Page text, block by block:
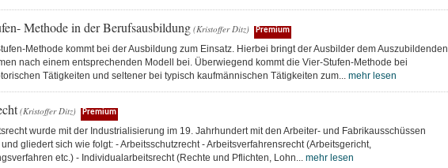
Methode in der Berufsausbildung (Kristoffer Ditz) Premium
Methode kommt bei der Ausbildung zum Einsatz. Hierbei bringt der Ausbilder dem Auszubildenden
nach einem entsprechenden Modell bei. Überwiegend kommt die Vier-Stufen-Methode bei
Tätigkeiten und seltener bei typisch kaufmännischen Tätigkeiten zum... mehr lesen
(Kristoffer Ditz) Premium
wurde mit der Industrialisierung im 19. Jahrhundert mit den Arbeiter- und Fabrikausschüssen
gliedert sich wie folgt: - Arbeitsschutzrecht - Arbeitsverfahrensrecht (Arbeitsgericht,
etc.) - Individualarbeitsrecht (Rechte und Pflichten, Lohn... mehr lesen